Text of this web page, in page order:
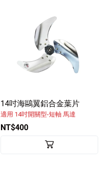
14吋海鷗翼鋁合金葉片
適用 14吋開關型-短軸 馬達
NT$400